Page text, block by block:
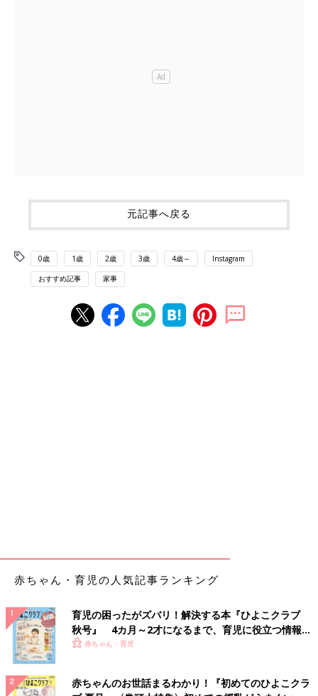
元記事へ戻る
0歳 1歳 2歳 3歳 4歳～ Instagram
おすすめ記事 家事
赤ちゃん・育児の人気記事ランキング
育児の困ったがズバリ！解決する本『ひよこクラブ
秋号』 4カ月～2才になるまで、育児に役立つ情報が
いっぱい！
赤ちゃん・育児
赤ちゃんのお世話まるわかり！『初めてのひよこクラ